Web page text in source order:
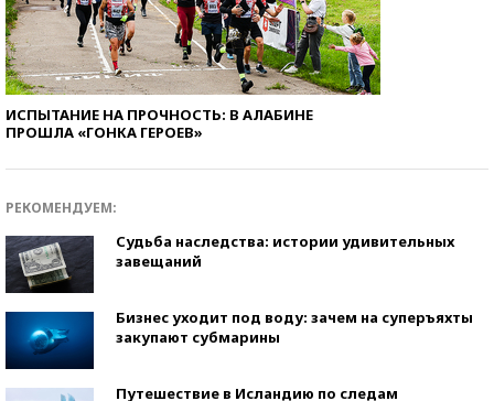
ИСПЫТАНИЕ НА ПРОЧНОСТЬ: В АЛАБИНЕ
ПРОШЛА «ГОНКА ГЕРОЕВ»
РЕКОМЕНДУЕМ:
Судьба наследства: истории удивительных
завещаний
Бизнес уходит под воду: зачем на суперъяхты
закупают субмарины
Путешествие в Исландию по следам